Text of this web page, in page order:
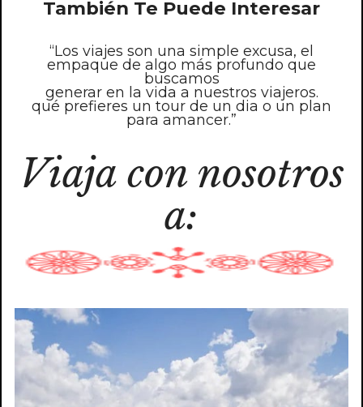
También Te Puede Interesar
“Los viajes son una simple excusa, el
empaque de algo más profundo que
buscamos
generar en la vida a nuestros viajeros.
qué prefieres un tour de un dia o un plan
para amancer.”
Viaja con nosotros
a: